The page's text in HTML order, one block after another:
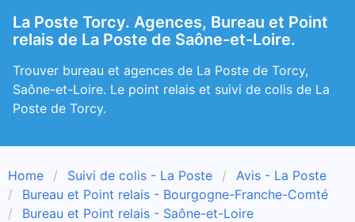
La Poste Torcy. Agences, Bureau et Point
relais de La Poste de Saône-et-Loire.
Trouver bureau et agences de La Poste de Torcy,
Saône-et-Loire. Le point relais et suivi de colis de La
Poste de Torcy.
Home Suivi de colis - La Poste
Avis - La Poste
Bureau et Point relais - Bourgogne-Franche-Comté
Bureau et Point relais - Saône-et-Loire